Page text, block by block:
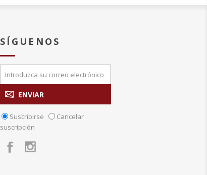
SÍGUENOS
Suscribirse
Cancelar
suscripción